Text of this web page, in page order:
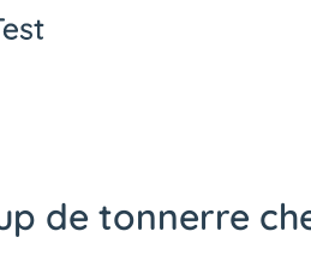
de tonnerre